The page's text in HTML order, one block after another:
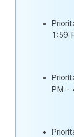
1:59
PM -